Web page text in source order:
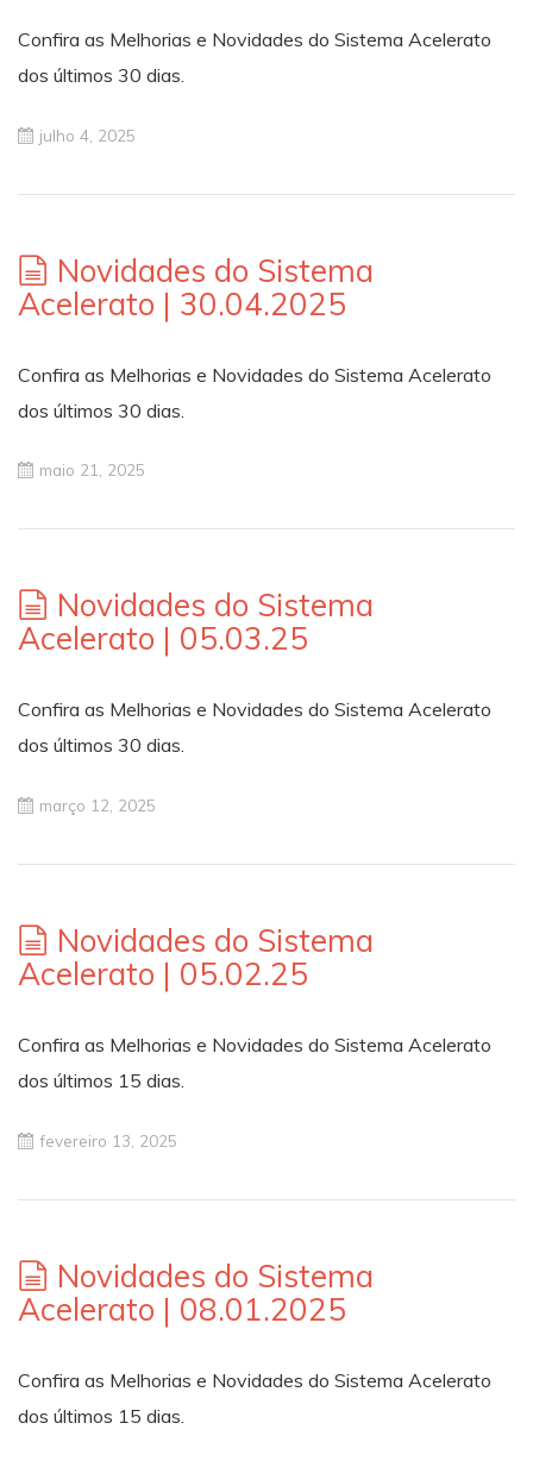
Confira as Melhorias e Novidades do Sistema Acelerato
dos últimos 30 dias.
julho 4, 2025
Novidades do Sistema
Acelerato | 30.04.2025
Confira as Melhorias e Novidades do Sistema Acelerato
dos últimos 30 dias.
maio 21, 2025
Novidades do Sistema
Acelerato | 05.03.25
Confira as Melhorias e Novidades do Sistema Acelerato
dos últimos 30 dias.
março 12, 2025
Novidades do Sistema
Acelerato | 05.02.25
Confira as Melhorias e Novidades do Sistema Acelerato
dos últimos 15 dias.
fevereiro 13, 2025
Novidades do Sistema
Acelerato | 08.01.2025
Confira as Melhorias e Novidades do Sistema Acelerato
dos últimos 15 dias.